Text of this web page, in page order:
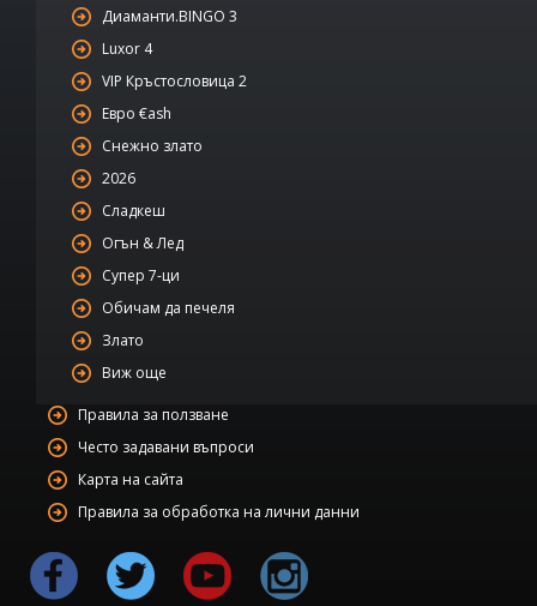
Диаманти.BINGO 3
Luxor 4
VIP Кръстословица 2
Евро €ash
Снежно злато
2026
Сладкеш
Огън & Лед
Супер 7-ци
Обичам да печеля
Злато
Виж още
Правила за ползване
Често задавани въпроси
Карта на сайта
Правила за обработка на лични данни